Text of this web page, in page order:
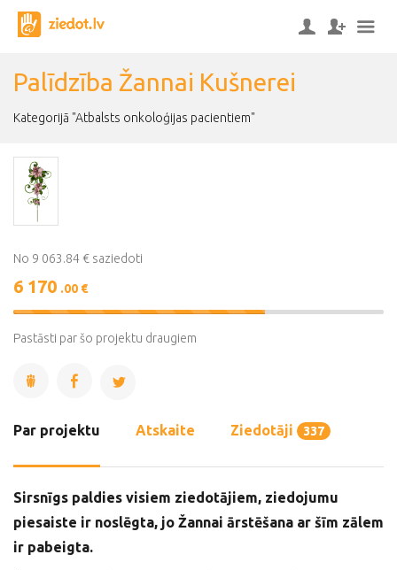
Palīdzība Žannai Kušnerei
Kategorijā "Atbalsts onkoloģijas pacientiem"
No 9 063.84 € saziedoti
6 170 .00 €
68%
Complete
Pastāsti par šo projektu draugiem
Par projektu Atskaite Ziedotāji 337
Sirsnīgs paldies visiem ziedotājiem, ziedojumu
piesaiste ir noslēgta, jo Žannai ārstēšana ar šīm zālem
ir pabeigta.